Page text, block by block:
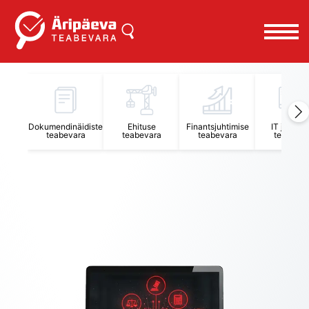
Dokumendinäidiste
teabevara
Ehituse
teabevara
Finantsjuhtimise
teabevara
IT